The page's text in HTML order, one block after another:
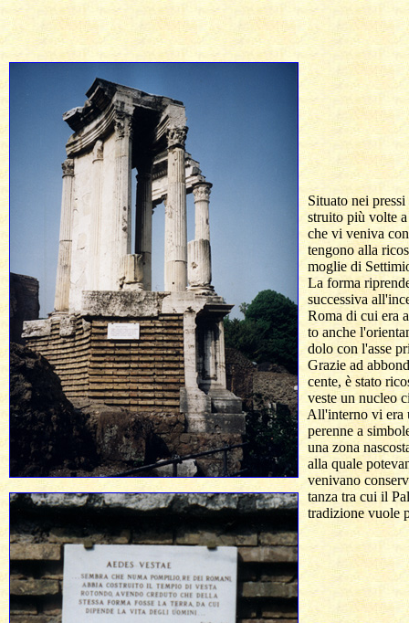
Situato nei
struito più
che vi veniva
tengono alla
moglie di
La forma
successiva
Roma di cui era
to anche
dolo con l'asse
Grazie ad
cente, è stato
veste un nucleo
All'interno vi
perenne a
una zona
alla quale
venivano
tanza tra cui il
tradizione vuole